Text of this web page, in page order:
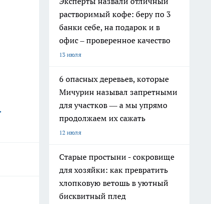
растворимый кофе: беру по 3
банки себе, на подарок и в
офис – проверенное качество
13 июля
6 опасных деревьев, которые
Мичурин называл запретными
для участков — а мы упрямо
продолжаем их сажать
12 июля
Старые простыни - сокровище
для хозяйки: как превратить
хлопковую ветошь в уютный
бисквитный плед